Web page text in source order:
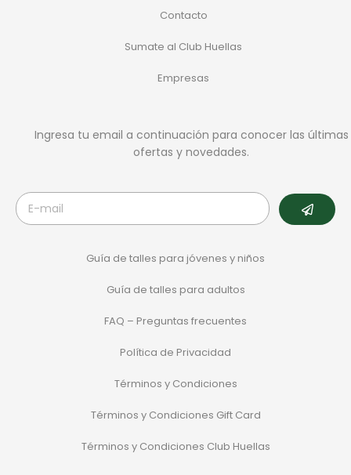
Contacto
Sumate al Club Huellas
Empresas
Ingresa tu email a continuación para conocer las últimas
ofertas y novedades.
Guía de talles para jóvenes y niños
Guía de talles para adultos
FAQ – Preguntas frecuentes
Política de Privacidad
Términos y Condiciones
Términos y Condiciones Gift Card
Términos y Condiciones Club Huellas